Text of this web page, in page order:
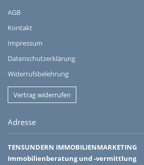
AGB
Kontakt
Impressum
Datenschutzerklärung
Widerrufsbelehrung
Vertrag widerrufen
Adresse
TENSUNDERN IMMOBILIENMARKETING
Immobilienberatung und -vermittlung